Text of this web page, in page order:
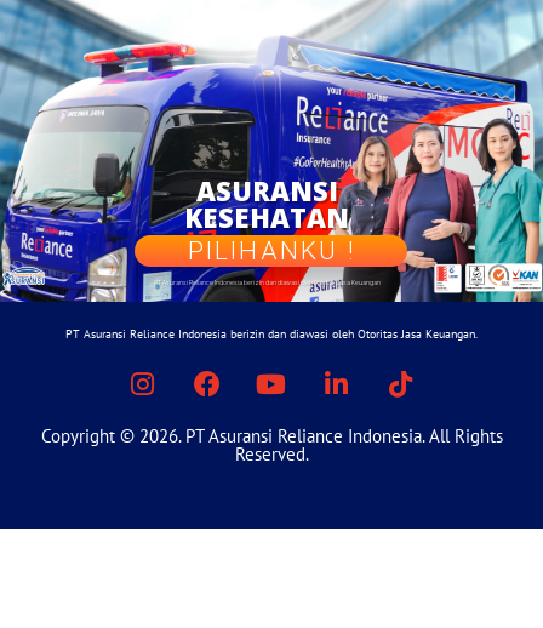
ASURANSI
KESEHATAN
PILIHANKU !
PT Asuransi Reliance Indonesia berizin dan diawasi oleh Otoritas Jasa Keuangan
PT Asuransi Reliance Indonesia berizin dan diawasi oleh Otoritas Jasa Keuangan.
Copyright © 2026. PT Asuransi Reliance Indonesia. All Rights
Reserved.